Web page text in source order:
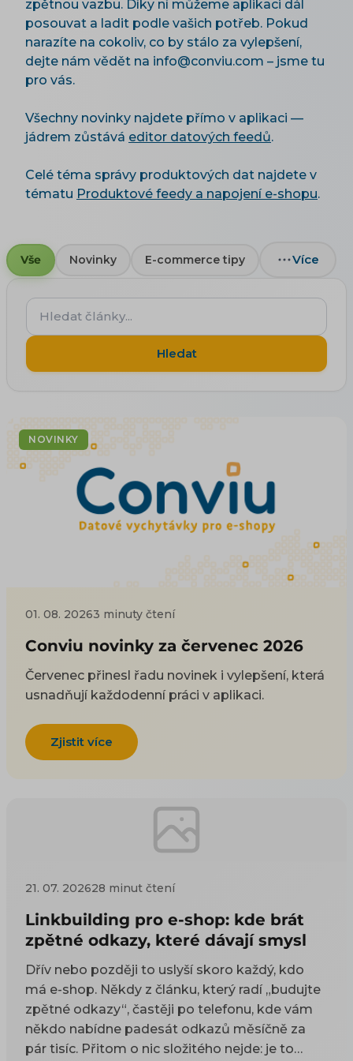
zpětnou vazbu. Díky ní můžeme aplikaci dál
posouvat a ladit podle vašich potřeb. Pokud
narazíte na cokoliv, co by stálo za vylepšení,
dejte nám vědět na info@conviu.com – jsme tu
pro vás.
Všechny novinky najdete přímo v aplikaci —
jádrem zůstává editor datových feedů.
Celé téma správy produktových dat najdete v
tématu Produktové feedy a napojení e-shopu.
Vše Novinky E-commerce tipy Více
Hledat
články...
Hledat
NOVINKY
01. 08. 20263 minuty čtení
Conviu novinky za červenec 2026
Červenec přinesl řadu novinek i vylepšení, která
usnadňují každodenní práci v aplikaci.
Zjistit více
21. 07. 202628 minut čtení
Linkbuilding pro e-shop: kde brát
zpětné odkazy, které dávají smysl
Dřív nebo později to uslyší skoro každý, kdo
má e-shop. Někdy z článku, který radí „budujte
zpětné odkazy“, častěji po telefonu, kde vám
někdo nabídne padesát odkazů měsíčně za
pár tisíc. Přitom o nic složitého nejde: je to